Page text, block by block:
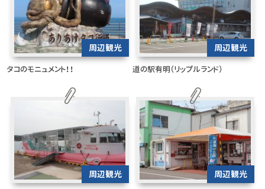
周辺観光
タコのモニュメント！！
周辺観光
道の駅有明（リップルランド）
周辺観光 周辺観光